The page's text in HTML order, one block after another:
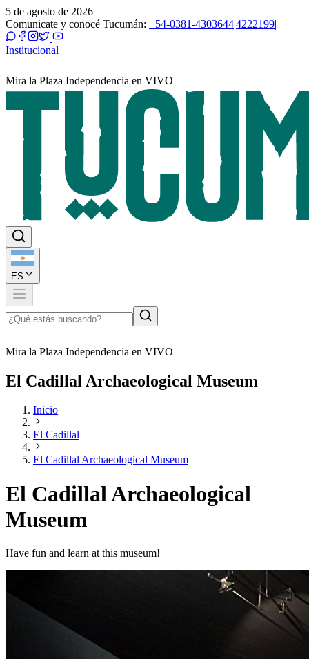
5 de agosto de 2026
Comunicate y conocé Tucumán: +54-0381-4303644|4222199|
Institucional
Mira la Plaza Independencia en VIVO
ES
Mira la Plaza Independencia en VIVO
El Cadillal Archaeological Museum
Inicio
El Cadillal
El Cadillal Archaeological Museum
El Cadillal Archaeological
Museum
Have fun and learn at this museum!